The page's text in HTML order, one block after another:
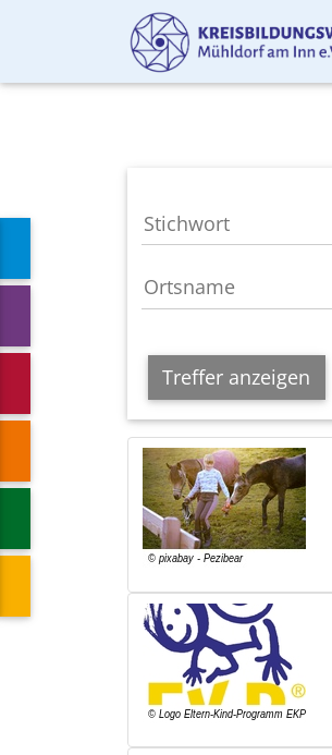
Treffer anzeigen